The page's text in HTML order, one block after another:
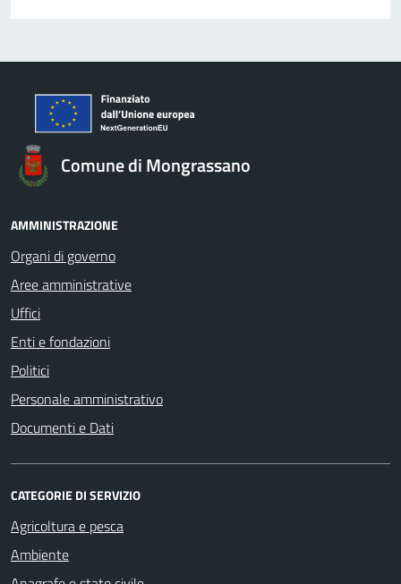
Comune di Mongrassano
AMMINISTRAZIONE
Organi di governo
Aree amministrative
Uffici
Enti e fondazioni
Politici
Personale amministrativo
Documenti e Dati
CATEGORIE DI SERVIZIO
Agricoltura e pesca
Ambiente